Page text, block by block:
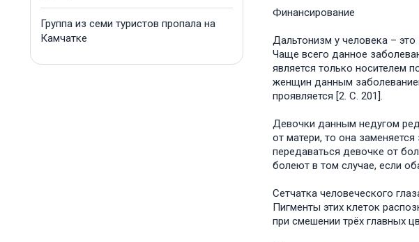
Группа из семи туристов пропала на
Камчатке
Финансирование
Дальтонизм у человека –
Чаще всего данное
является только носителем
женщин данным
проявляется [2. C. 201].
Девочки данным недугом
от матери, то она
передаваться девочке от
болеют в том случае, если
Сетчатка человеческого
Пигменты этих клеток
при смешении трёх главных